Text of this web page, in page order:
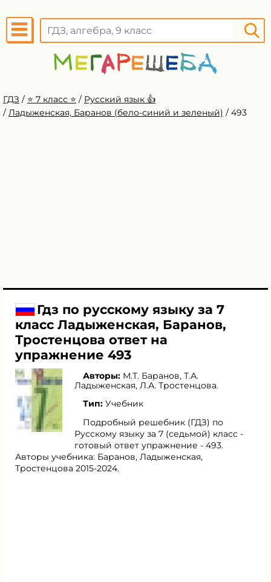
ГДЗ / ⭐️ 7 класс ⭐️ / Русский язык 👍
/ Ладыженская, Баранов (бело-синий и зеленый) / 493
Гдз по русскому языку за 7
класс Ладыженская, Баранов,
Тростенцова ответ на
упражнение 493
Авторы: М.Т. Баранов, Т.А.
Ладыженская, Л.А. Тростенцова.
Тип: Учебник
Подробный решебник (ГДЗ) по
Русскому языку за 7 (седьмой) класс -
готовый ответ упражнение - 493.
Авторы учебника: Баранов, Ладыженская,
Тростенцова 2015-2024.